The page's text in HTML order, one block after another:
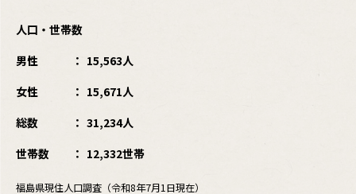
人口・世帯数
男性
15,563人
女性
15,671人
総数
31,234人
世帯数
12,332世帯
福島県現住人口調査（令和8年7月1日現在）